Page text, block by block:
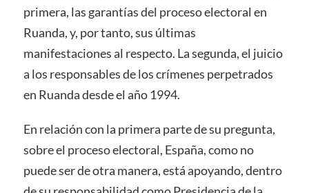
primera, las garantías del proceso electoral en
Ruanda, y, por tanto, sus últimas
manifestaciones al respecto. La segunda, el juicio
a los responsables de los crímenes perpetrados
en Ruanda desde el año 1994.
En relación con la primera parte de su pregunta,
sobre el proceso electoral, España, como no
puede ser de otra manera, está apoyando, dentro